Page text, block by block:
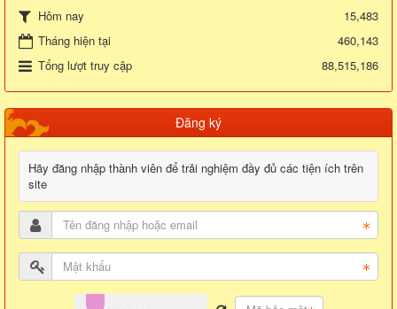
Hôm nay
15,483
Tháng hiện tại
460,143
Tổng lượt truy cập
88,515,186
Đăng ký
Hãy đăng nhập thành viên để trải nghiệm đầy đủ các tiện ích trên
site